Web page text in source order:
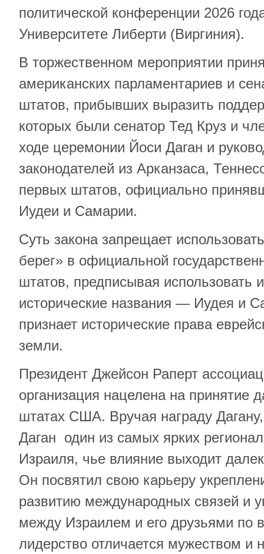
политической конференции 2026
Университете Либерти (Виргиния).
В торжественном мероприятии
американских парламентариев и
штатов, прибывших выразить
которых были сенатор Тед Круз и
ходе церемонии Йоси Даган и
законодателей из Арканзаса,
первых штатов, официально
Иудеи и Самарии.
Суть закона запрещает
берег» в официальной
штатов, предписывая использовать
исторические названия — Иудея и
признает исторические права
земли.
Президент Джейсон Раперт
организация нацелена на принятие
штатах США. Вручая награду
Даган один из самых ярких
Израиля, чье влияние выходит
Он посвятил свою карьеру
развитию международных связей и
между Израилем и его друзьями по
лидерство отличается мужеством и